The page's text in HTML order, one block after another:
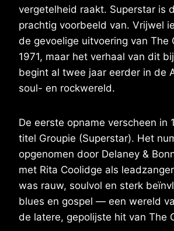
vergetelheid raakt. Superstar is
prachtig voorbeeld van. Vrijwel
de gevoelige uitvoering van The
1971, maar het verhaal van dit
begint al twee jaar eerder in de
soul- en rockwereld.
De eerste opname verscheen in
titel Groupie (Superstar). Het
opgenomen door Delaney &
met Rita Coolidge als
was rauw, soulvol en sterk
blues en gospel — een wereld
de latere, gepolijste hit van The